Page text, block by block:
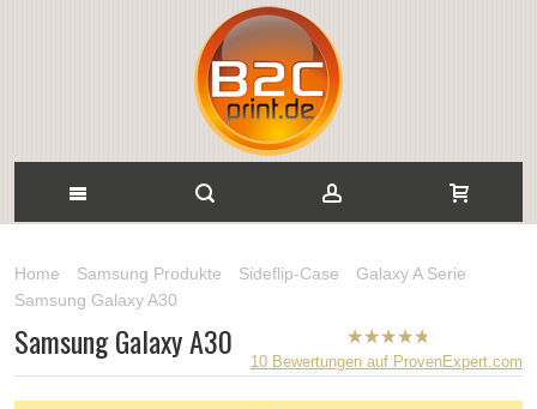
Home Samsung Produkte Sideflip-Case
Galaxy A Serie
Samsung Galaxy A30
B2CPrint
hat5von
5
10 Bewertungen auf ProvenExpert.com
Samsung Galaxy A30